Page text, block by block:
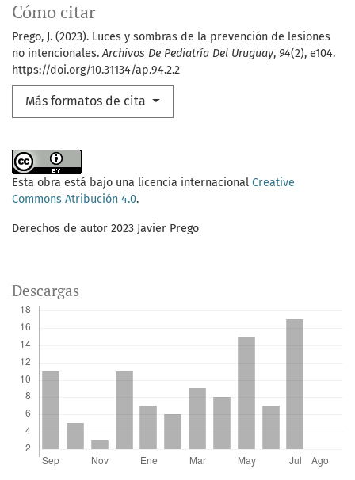
Cómo citar
Prego, J. (2023). Luces y sombras de la prevención de lesiones
no intencionales.Archivos De Pediatría Del Uruguay, 94(2), e104.
https://doi.org/10.31134/ap.94.2.2
Más formatos de cita
Esta obra está bajo una licencia internacional Creative
Commons Atribución 4.0.
Derechos de autor 2023 Javier Prego
Descargas